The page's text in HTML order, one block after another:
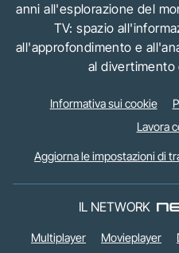
anni all'esplorazione del
TV: spazio
all'approfondimento e
al divertimento
Informativa sui cookie
Lavora
Aggiorna le impostazioni di
IL NETWORK
Multiplayer Movieplayer